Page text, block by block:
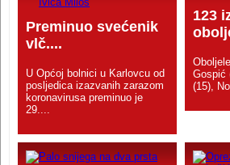
Preminuo svećenik
vlč....
U Općoj bolnici u Karlovcu od
posljedica izazvanih zarazom
koronavirusa preminuo je
29....
123
Gospić
(15),